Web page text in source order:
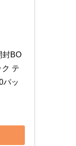
封BO
テ
パッ